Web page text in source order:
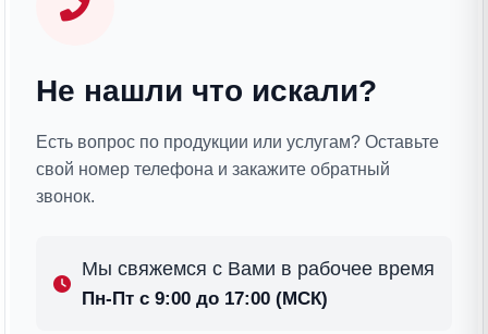
Не нашли что искали?
Есть вопрос по продукции или услугам? Оставьте
свой номер телефона и закажите обратный
звонок.
Мы свяжемся с Вами в рабочее время
Пн-Пт с 9:00 до 17:00 (МСК)